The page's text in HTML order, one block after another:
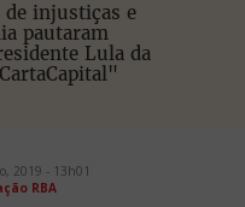
de injustiças e
pautaram
Lula da
2019 - 13h01
RBA